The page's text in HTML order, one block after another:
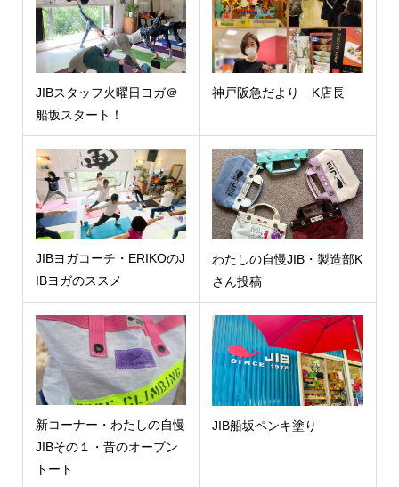
JIBスタッフ火曜日ヨガ＠
船坂スタート！
神戸阪急だより K店長
JIBヨガコーチ・ERIKOのJ
IBヨガのススメ
わたしの自慢JIB・製造部K
さん投稿
新コーナー・わたしの自慢
JIBその１・昔のオープン
トート
JIB船坂ペンキ塗り